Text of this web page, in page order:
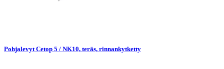
Pohjalevyt Cetop 5 / NK10, teräs, rinnankytketty